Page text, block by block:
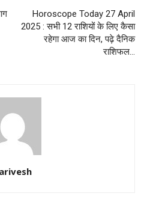
Horoscope Today 27 April
2025 : सभी 12 राशियों के लिए कैसा
रहेगा आज का दिन, पढ़े दैनिक
राशिफल…